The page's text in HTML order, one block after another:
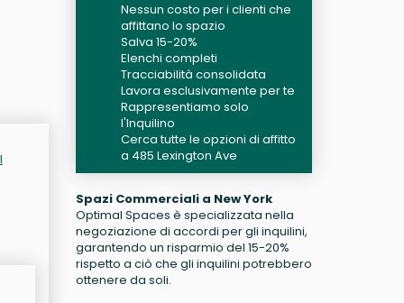
Nessun costo per i clienti che
affittano lo spazio
Salva 15-20%
Elenchi completi
Tracciabilità consolidata
Lavora esclusivamente per te
Rappresentiamo solo
l'Inquilino
Cerca tutte le opzioni di affitto
a 485 Lexington Ave
Spazi Commerciali a New York
Optimal Spaces è specializzata nella
negoziazione di accordi per gli inquilini,
garantendo un risparmio del 15-20%
rispetto a ciò che gli inquilini potrebbero
ottenere da soli.